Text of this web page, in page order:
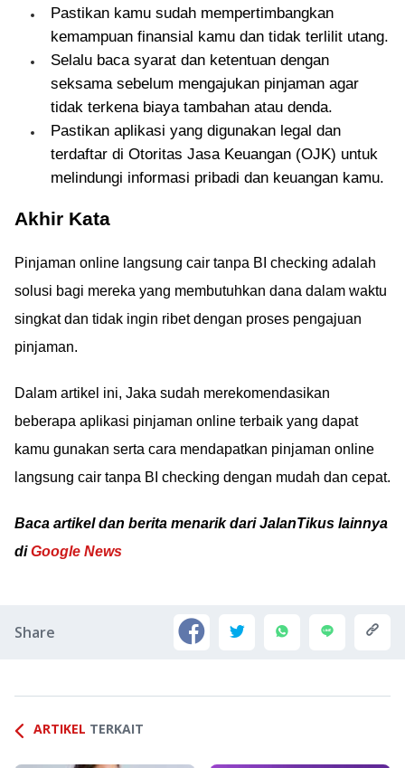
Pastikan kamu sudah mempertimbangkan
kemampuan finansial kamu dan tidak terlilit utang.
Selalu baca syarat dan ketentuan dengan
seksama sebelum mengajukan pinjaman agar
tidak terkena biaya tambahan atau denda.
Pastikan aplikasi yang digunakan legal dan
terdaftar di Otoritas Jasa Keuangan (OJK) untuk
melindungi informasi pribadi dan keuangan kamu.
Akhir Kata
Pinjaman online langsung cair tanpa BI checking adalah
solusi bagi mereka yang membutuhkan dana dalam waktu
singkat dan tidak ingin ribet dengan proses pengajuan
pinjaman.
Dalam artikel ini, Jaka sudah merekomendasikan
beberapa aplikasi pinjaman online terbaik yang dapat
kamu gunakan serta cara mendapatkan pinjaman online
langsung cair tanpa BI checking dengan mudah dan cepat.
Baca artikel dan berita menarik dari JalanTikus lainnya
diGoogle News
Share
ARTIKEL TERKAIT